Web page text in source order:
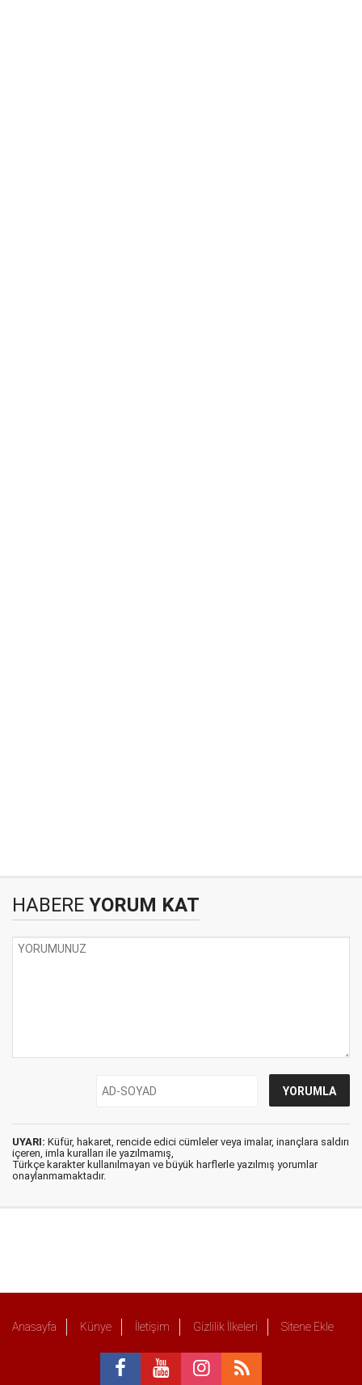
HABERE YORUM KAT
UYARI: Küfür, hakaret, rencide edici cümleler veya imalar, inançlara saldırı
içeren, imla kuralları ile yazılmamış,
Türkçe karakter kullanılmayan ve büyük harflerle yazılmış yorumlar
onaylanmamaktadır.
Anasayfa Künye İletişim Gizlilik İlkeleri Sitene Ekle